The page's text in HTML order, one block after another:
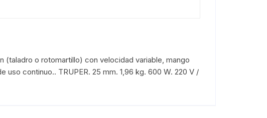
(taladro o rotomartillo) con velocidad variable, mango
continuo.. TRUPER. 25 mm. 1,96 kg. 600 W. 220 V /